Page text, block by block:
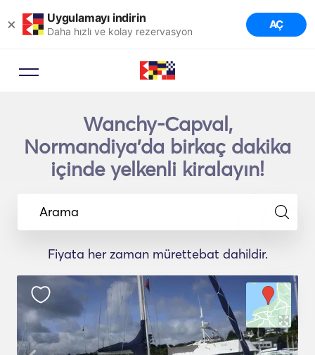
× Uygulamayı indirin
Daha hızlı ve kolay rezervasyon AÇ
Wanchy-Capval,
Normandiya'da birkaç dakika
içinde yelkenli kiralayın!
Arama
Fiyata her zaman mürettebat dahildir.